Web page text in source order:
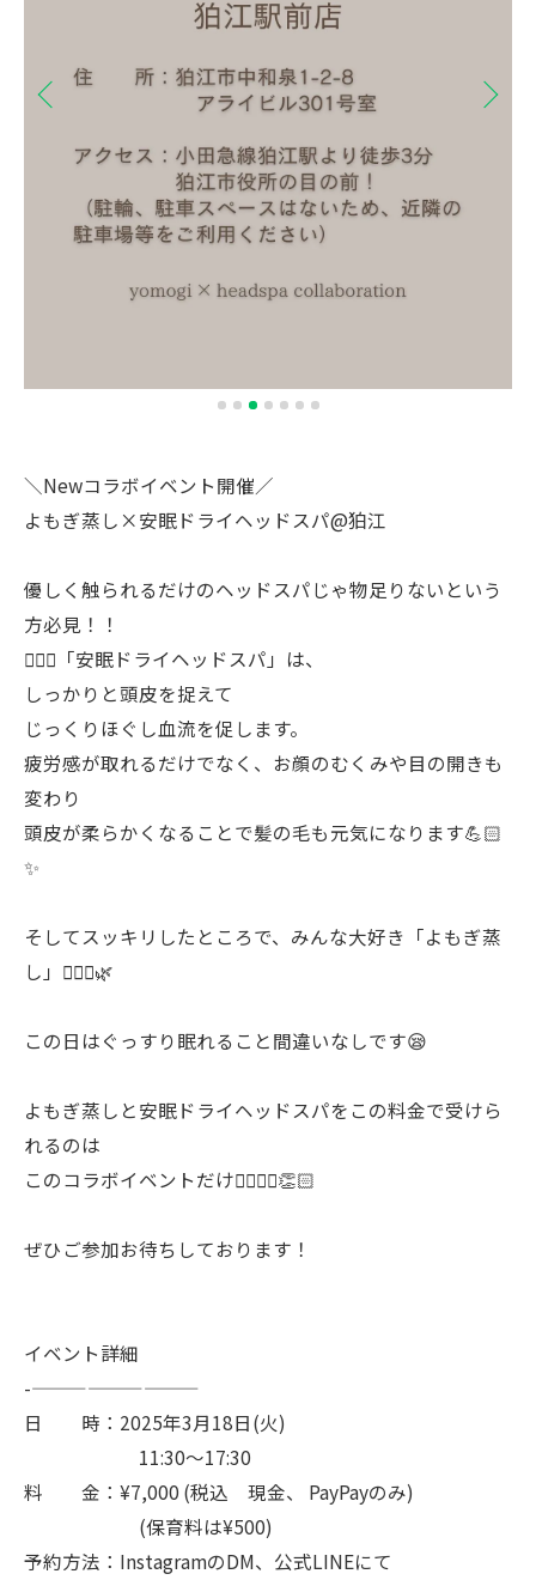
＼Newコラボイベント開催／
よもぎ蒸し×安眠ドライヘッドスパ@狛江
優しく触られるだけのヘッドスパじゃ物足りないという
方必見！！
💆🏻‍♀️「安眠ドライヘッドスパ」は、
しっかりと頭皮を捉えて
じっくりほぐし血流を促します。
疲労感が取れるだけでなく、お顔のむくみや目の開きも
変わり
頭皮が柔らかくなることで髪の毛も元気になります💪🏻
✨
そしてスッキリしたところで、みんな大好き「よもぎ蒸
し」🧖🏻‍♀️🌿
この日はぐっすり眠れること間違いなしです😪
よもぎ蒸しと安眠ドライヘッドスパをこの料金で受けら
れるのは
このコラボイベントだけ🙇🏻‍♀️✨👏🏻
ぜひご参加お待ちしております！
イベント詳細
-—————————
日 時：2025年3月18日(火)
11:30〜17:30
料 金：¥7,000 (税込 現金、 PayPayのみ)
(保育料は¥500)
予約方法：InstagramのDM、公式LINEにて